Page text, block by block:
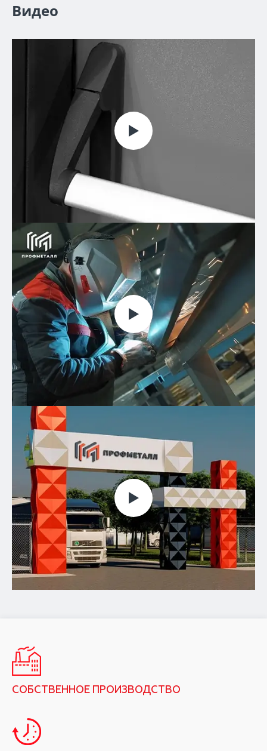
Видео
СОБСТВЕННОЕ ПРОИЗВОДСТВО